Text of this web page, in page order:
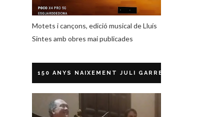
Motets i cançons, edició musical de Lluís
Sintes amb obres mai publicades
150 ANYS NAIXEMENT JULI GARRETA